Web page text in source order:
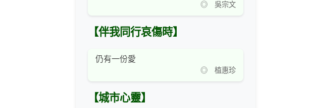
◎ 吳宗文
【伴我同行哀傷時】
仍有一份愛
◎ 植惠珍
【城市心靈】